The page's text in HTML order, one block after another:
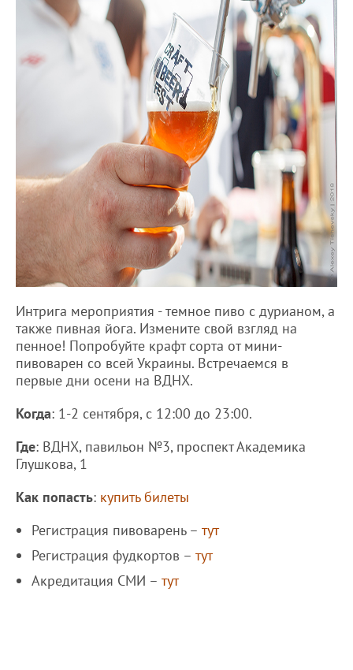
Интрига мероприятия - темное пиво с дурианом, а
также пивная йога. Измените свой взгляд на
пенное! Попробуйте крафт сорта от мини-
пивоварен со всей Украины. Встречаемся в
первые дни осени на ВДНХ.
Когда: 1-2 сентября, с 12:00 до 23:00.
Где: ВДНХ, павильон №3, проспект Академика
Глушкова, 1
Как попасть: купить билеты
Регистрация пивоварень – тут
Регистрация фудкортов – тут
Акредитация СМИ – тут